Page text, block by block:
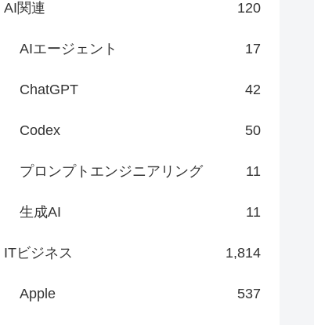
AI関連 120
AIエージェント 17
ChatGPT 42
Codex 50
プロンプトエンジニアリング 11
生成AI 11
ITビジネス 1,814
Apple 537